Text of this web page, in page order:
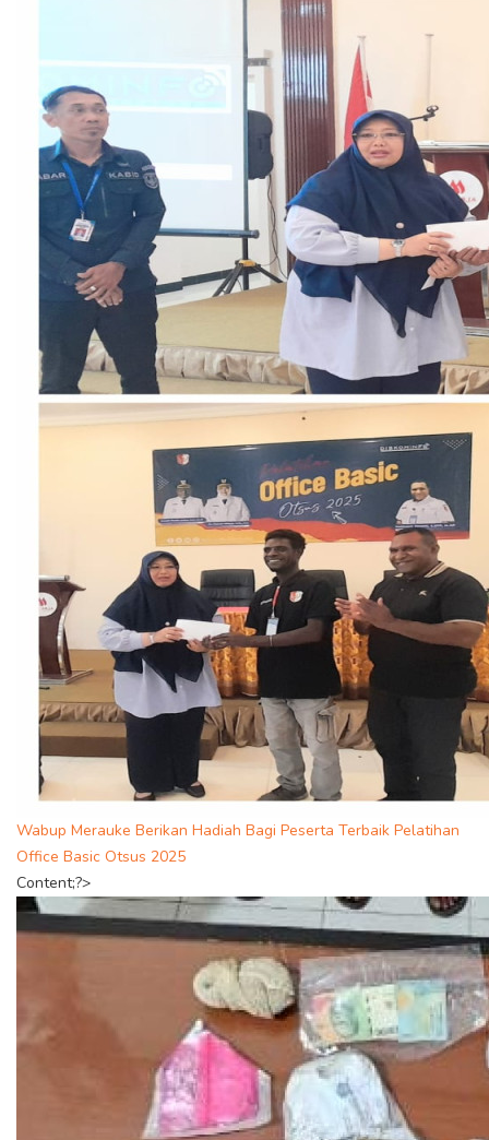
Wabup Merauke Berikan Hadiah Bagi Peserta Terbaik Pelatihan
Office Basic Otsus 2025
Content;?>